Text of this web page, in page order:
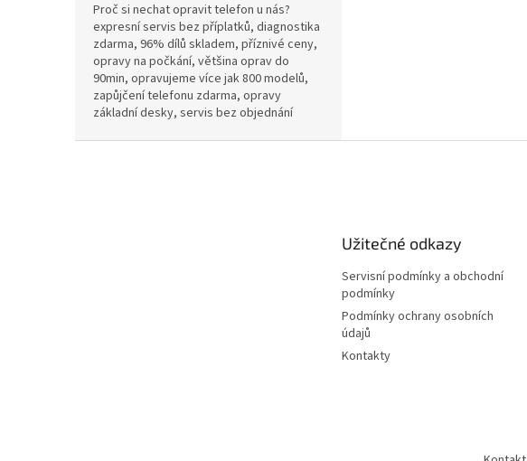
Proč si nechat opravit telefon u nás?
expresní servis bez příplatků, diagnostika
zdarma, 96% dílů skladem, příznivé ceny,
opravy na počkání, většina oprav do
90min, opravujeme více jak 800 modelů,
zapůjčení telefonu zdarma, opravy
základní desky, servis bez objednání
Užitečné odkazy
Servisní podmínky a obchodní
podmínky
Podmínky ochrany osobních
údajů
Kontakty